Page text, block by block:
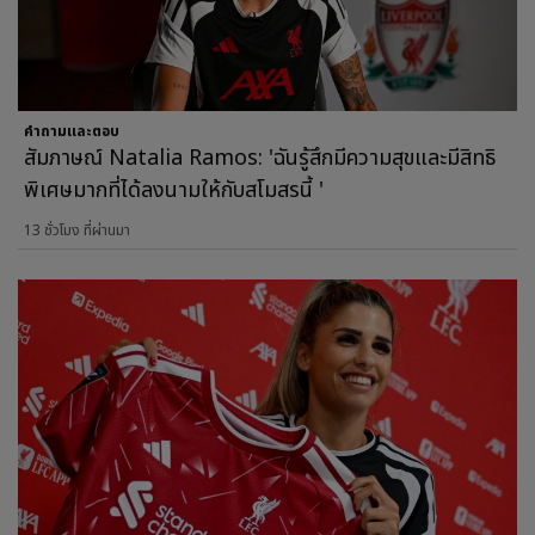
คำถามและตอบ
สัมภาษณ์ Natalia Ramos: 'ฉันรู้สึกมีความสุขและมีสิทธิ
พิเศษมากที่ได้ลงนามให้กับสโมสรนี้ '
13 ชั่วโมง ที่ผ่านมา